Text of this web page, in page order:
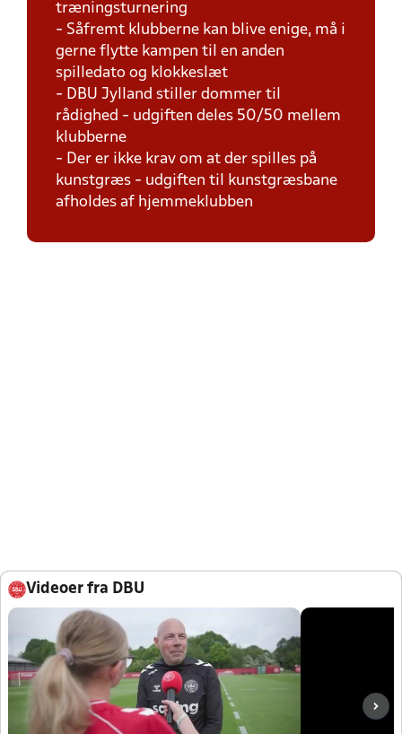
træningsturnering
- Såfremt klubberne kan blive enige, må i
gerne flytte kampen til en anden
spilledato og klokkeslæt
- DBU Jylland stiller dommer til
rådighed - udgiften deles 50/50 mellem
klubberne
- Der er ikke krav om at der spilles på
kunstgræs - udgiften til kunstgræsbane
afholdes af hjemmeklubben
Videoer fra DBU